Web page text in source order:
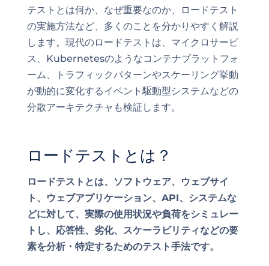
テストとは何か、なぜ重要なのか、ロードテスト
の実施方法など、多くのことを分かりやすく解説
します。現代のロードテストは、マイクロサービ
ス、Kubernetesのようなコンテナプラットフォ
ーム、トラフィックパターンやスケーリング挙動
が動的に変化するイベント駆動型システムなどの
分散アーキテクチャも検証します。
ロードテストとは？
ロードテストとは、ソフトウェア、ウェブサイ
ト、ウェブアプリケーション、API、システムな
どに対して、実際の使用状況や負荷をシミュレー
トし、応答性、劣化、スケーラビリティなどの要
素を分析・特定するためのテスト手法です。